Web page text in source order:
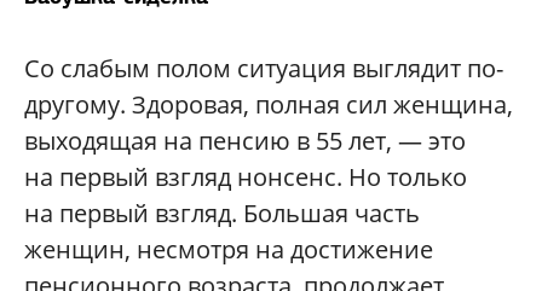
Со слабым полом ситуация выглядит по-
другому. Здоровая, полная сил женщина,
выходящая на пенсию в 55 лет, — это
на первый взгляд нонсенс. Но только
на первый взгляд. Большая часть
женщин, несмотря на достижение